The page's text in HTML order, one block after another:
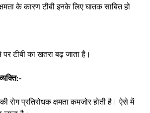
के कारण टीबी इनके लिए घातक साबित हो
टीबी का खतरा बढ़ जाता है।
रोग प्रतिरोधक क्षमता कमजोर होती है। ऐसे में